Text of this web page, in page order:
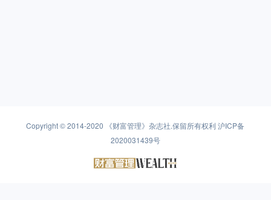
Copyright © 2014-2020 《财富管理》杂志社.保留所有权利沪ICP备
2020031439号